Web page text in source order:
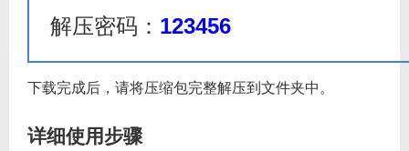
解压密码： 123456
下载完成后，请将压缩包完整解压到文件夹中。
详细使用步骤